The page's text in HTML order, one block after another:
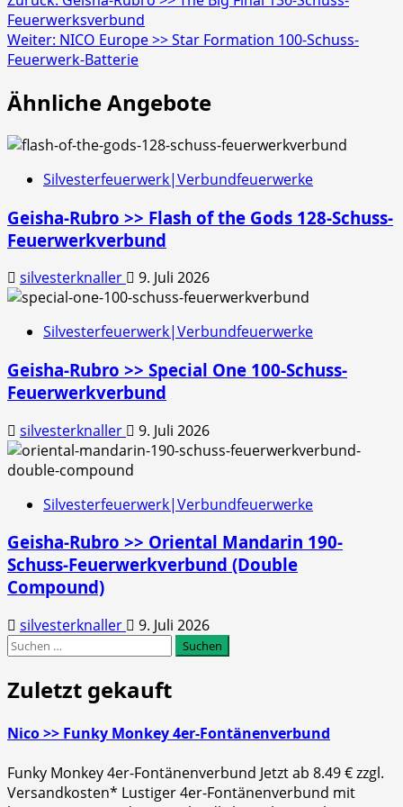
Feuerwerksverbund
Weiter: NICO Europe >> Star Formation 100-Schuss-
Feuerwerk-Batterie
Ähnliche Angebote
Silvesterfeuerwerk|Verbundfeuerwerke
Geisha-Rubro >> Flash of the Gods 128-Schuss-
Feuerwerkverbund
silvesterknaller 9. Juli 2026
Silvesterfeuerwerk|Verbundfeuerwerke
Geisha-Rubro >> Special One 100-Schuss-
Feuerwerkverbund
silvesterknaller 9. Juli 2026
Silvesterfeuerwerk|Verbundfeuerwerke
Geisha-Rubro >> Oriental Mandarin 190-
Schuss-Feuerwerkverbund (Double
Compound)
silvesterknaller
9. Juli 2026
Suchen
Zuletzt gekauft
Nico >> Funky Monkey 4er-Fontänenverbund
Funky Monkey 4er-Fontänenverbund Jetzt ab 8.49 € zzgl.
Versandkosten* Lustiger 4er-Fontänenverbund mit